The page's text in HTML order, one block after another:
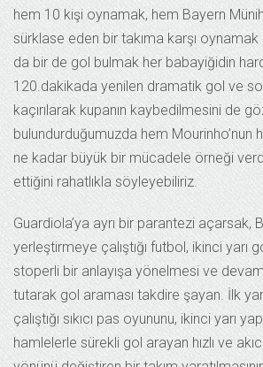
hem 10 kişi oynamak, hem Bayern
sürklase eden bir takıma karşı
da bir de gol bulmak her babayiğidin
120.dakikada yenilen dramatik gol ve
kaçırılarak kupanın kaybedilmesini de
bulundurduğumuzda hem Mourinho’nun
ne kadar büyük bir mücadele örneği
ettiğini rahatlıkla söyleyebiliriz.
Guardiola’ya ayrı bir parantezi açarsak,
yerleştirmeye çalıştığı futbol, ikinci yarı
stoperli bir anlayışa yönelmesi ve
tutarak gol araması takdire şayan. İlk
çalıştığı sıkıcı pas oyununu, ikinci yarı
hamlelerle sürekli gol arayan hızlı ve